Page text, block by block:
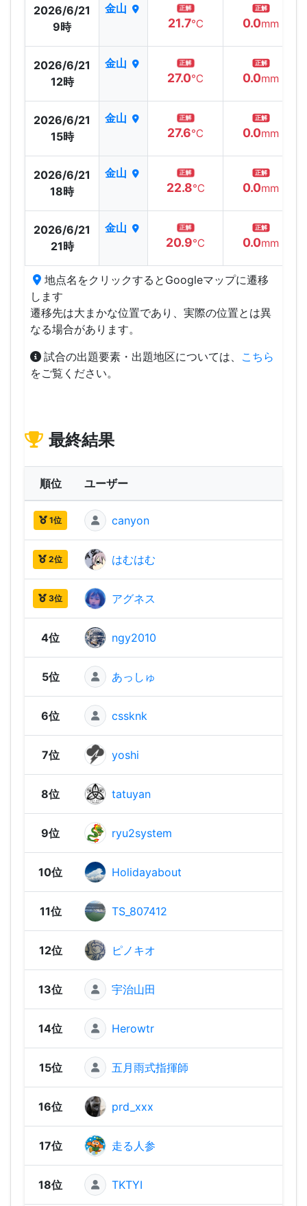
2026/6/21
9時
金山 正解
21.7℃
正解
0.0mm
2026/6/21
12時
金山 正解
27.0℃
正解
0.0mm
2026/6/21
15時
金山 正解
27.6℃
正解
0.0mm
2026/6/21
18時
金山 正解
22.8℃
正解
0.0mm
2026/6/21
21時
金山 正解
20.9℃
正解
0.0mm
地点名をクリックするとGoogleマップに遷移
します
遷移先は大まかな位置であり、実際の位置とは異
なる場合があります。
試合の出題要素・出題地区については、 こちら
をご覧ください。
最終結果
順位 ユーザー
1位 canyon
2位 はむはむ
3位 アグネス
4位 ngy2010
5位 あっしゅ
6位 cssknk
7位 yoshi
8位 tatuyan
9位 ryu2system
10位 Holidayabout
11位 TS_807412
12位 ピノキオ
13位 宇治山田
14位 Herowtr
15位 五月雨式指揮師
16位 prd_xxx
17位 走る人参
18位 TKTYI